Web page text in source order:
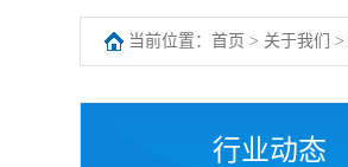
当前位置： 首页 > 关于我们 >
行业动态